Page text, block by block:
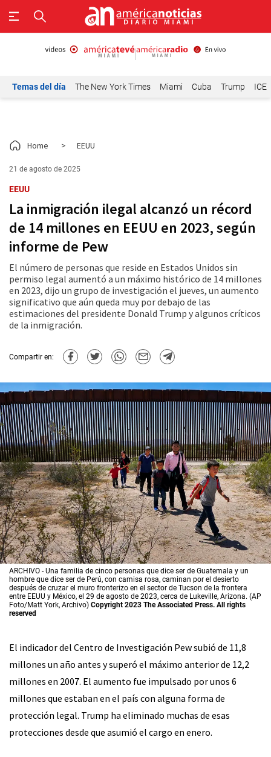
Temas del día The New York Times Miami Cuba Trump ICE
Home > EEUU
21 de agosto de 2025
EEUU
La inmigración ilegal alcanzó un récord
de 14 millones en EEUU en 2023, según
informe de Pew
El número de personas que reside en Estados Unidos sin
permiso legal aumentó a un máximo histórico de 14 millones
en 2023, dijo un grupo de investigación el jueves, un aumento
significativo que aún queda muy por debajo de las
estimaciones del presidente Donald Trump y algunos críticos
de la inmigración.
Compartir en:
ARCHIVO - Una familia de cinco personas que dice ser de Guatemala y un
hombre que dice ser de Perú, con camisa rosa, caminan por el desierto
después de cruzar el muro fronterizo en el sector de Tucson de la frontera
entre EEUU y México, el 29 de agosto de 2023, cerca de Lukeville, Arizona. (AP
Foto/Matt York, Archivo) Copyright 2023 The Associated Press. All rights
reserved
El indicador del Centro de Investigación Pew subió de 11,8
millones un año antes y superó el máximo anterior de 12,2
millones en 2007. El aumento fue impulsado por unos 6
millones que estaban en el país con alguna forma de
protección legal. Trump ha eliminado muchas de esas
protecciones desde que asumió el cargo en enero.